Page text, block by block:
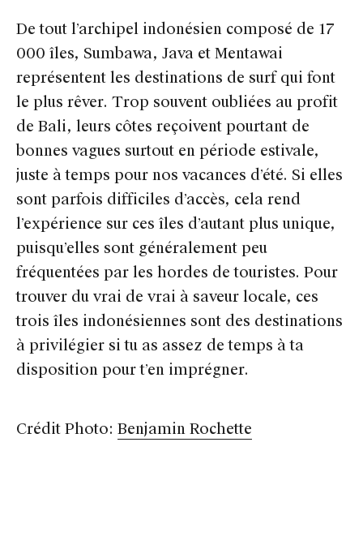
De tout l’archipel indonésien composé de 17
000 îles, Sumbawa, Java et Mentawai
représentent les destinations de surf qui font
le plus rêver. Trop souvent oubliées au profit
de Bali, leurs côtes reçoivent pourtant de
bonnes vagues surtout en période estivale,
juste à temps pour nos vacances d’été. Si elles
sont parfois difficiles d’accès, cela rend
l’expérience sur ces îles d’autant plus unique,
puisqu’elles sont généralement peu
fréquentées par les hordes de touristes. Pour
trouver du vrai de vrai à saveur locale, ces
trois îles indonésiennes sont des destinations
à privilégier si tu as assez de temps à ta
disposition pour t’en imprégner.
Crédit Photo: Benjamin Rochette